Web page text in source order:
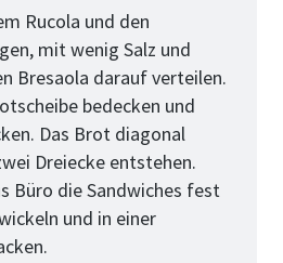
Rucola und den
mit wenig Salz und
Bresaola darauf verteilen.
bedecken und
Das Brot diagonal
Dreiecke entstehen.
Büro die Sandwiches fest
und in einer